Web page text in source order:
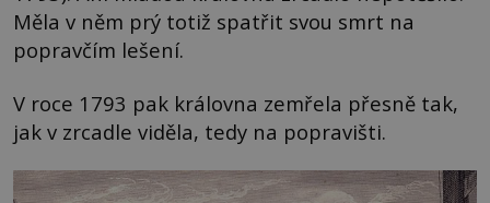
Měla v něm prý totiž spatřit svou smrt na
popravčím lešení.
V roce 1793 pak královna zemřela přesně tak,
jak v zrcadle viděla, tedy na popravišti.